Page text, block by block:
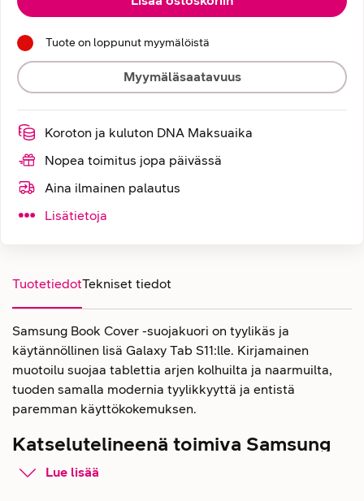
Tuote on loppunut myymälöistä
Myymäläsaatavuus
Koroton ja kuluton DNA Maksuaika
Nopea toimitus jopa päivässä
Aina ilmainen palautus
Lisätietoja
TuotetiedotTekniset tiedot
Samsung Book Cover -suojakuori on tyylikäs ja
käytännöllinen lisä Galaxy Tab S11:lle. Kirjamainen
muotoilu suojaa tablettia arjen kolhuilta ja naarmuilta,
tuoden samalla modernia tyylikkyyttä ja entistä
paremman käyttökokemuksen.
Katselutelineenä toimiva Samsung
Book Cover suojakuori Galaxy Tab
Lue lisää